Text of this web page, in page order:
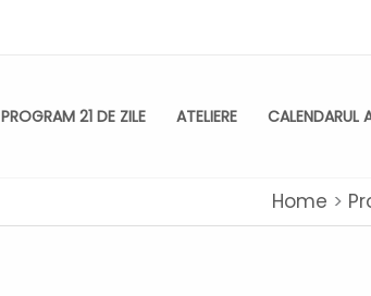
PROGRAM 21 DE ZILE ATELIERE CALENDARUL
Home